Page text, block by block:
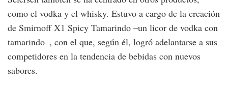
como el vodka y el whisky. Estuvo a cargo de la creación
de Smirnoff X1 Spicy Tamarindo –un licor de vodka con
tamarindo–, con el que, según él, logró adelantarse a sus
competidores en la tendencia de bebidas con nuevos
sabores.